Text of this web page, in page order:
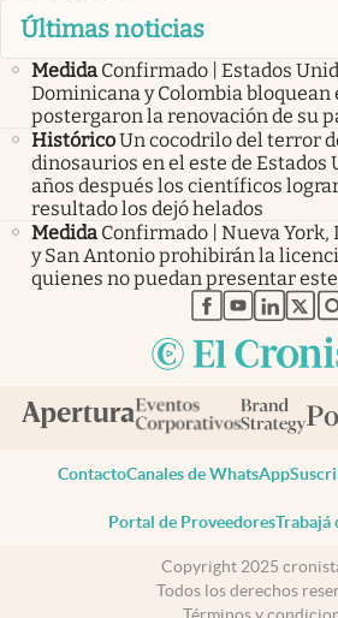
Últimas noticias
Medida Confirmado | Estados
Dominicana y Colombia bloquean
postergaron la renovación de su
HistóricoUn cocodrilo del terror
dinosaurios en el este de Estados
años después los científicos
resultado los dejó helados
Medida Confirmado | Nueva York,
y San Antonio prohibirán la
quienes no puedan presentar
abre en nueva
abre en
abre
ContactoCanales de WhatsApp
Portal de ProveedoresTrabajá
Copyright 2025
Todos los derechos